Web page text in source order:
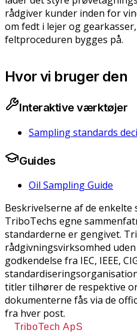
rådgiver kunder inden for
om fedt i lejer og
feltproceduren bygges på.
Hvor vi bruger den
Interaktive værktøjer
Sampling standards
Guides
Oil Sampling Guide
Beskrivelserne af de
TriboTechs egne
standarderne er gengivet.
rådgivningsvirksomhed
godkendelse fra IEC, IEEE,
titler tilhører de respektive
dokumenterne fås via de
fra hver post.
TriboTech ApS